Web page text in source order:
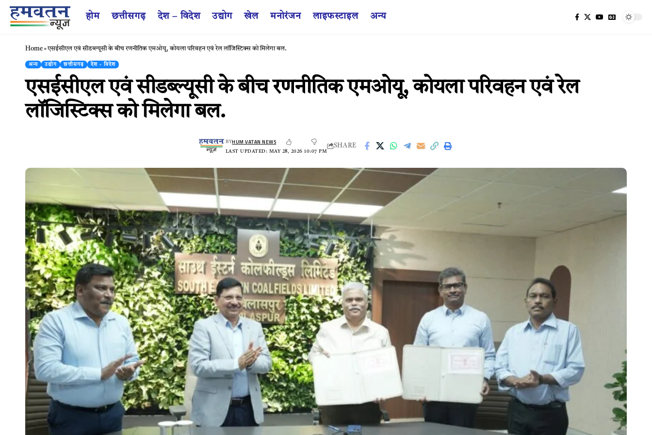
होम छत्तीसगढ़ देश – विदेश उद्योग खेल मनोरंजन लाइफस्टाइल अन्य
Home»एसईसीएल एवं सीडब्ल्यूसी के बीच रणनीतिक एमओयू, कोयला परिवहन एवं रेल लॉजिस्टिक्स को मिलेगा बल.
अन्य उद्योग छत्तीसगढ़ देश - विदेश
एसईसीएल एवं सीडब्ल्यूसी के बीच रणनीतिक एमओयू, कोयला परिवहन एवं रेल
लॉजिस्टिक्स को मिलेगा बल.
LAST UPDATED: MAY 28, 2026 10:07 PM
BYHUM VATAN NEWS
SHARE